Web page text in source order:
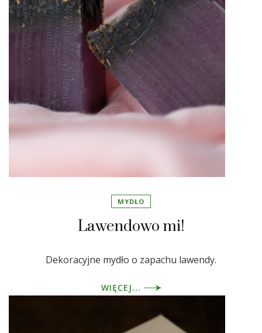
MYDŁO
Lawendowo mi!
Dekoracyjne mydło o zapachu lawendy.
WIĘCEJ...